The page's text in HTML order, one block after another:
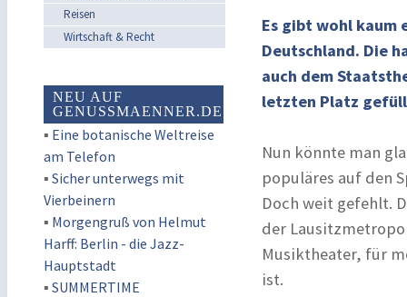
Reisen
Wirtschaft & Recht
NEU AUF
GENUSSMAENNER.DE
▪ Eine botanische Weltreise
am Telefon
▪ Sicher unterwegs mit
Vierbeinern
▪ Morgengruß von Helmut
Harff: Berlin - die Jazz-
Hauptstadt
▪ SUMMERTIME
Es gibt wohl kaum
Deutschland. Die
auch dem
letzten Platz
Nun könnte man
populäres auf den
Doch weit gefehlt.
der
Musiktheater, für
ist.